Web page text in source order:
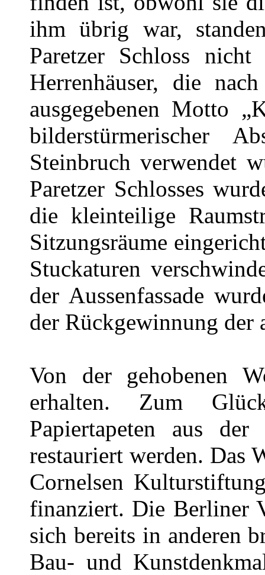
ihm übrig war,
Paretzer Schloss
Herrenhäuser, die
ausgegebenen Motto
bilderstürmerischer
Steinbruch verwendet
Paretzer Schlosses
die kleinteilige
Sitzungsräume
Stuckaturen
der Aussenfassade
der Rückgewinnung der
Von der gehobenen
erhalten. Zum
Papiertapeten aus
restauriert werden. Das
Cornelsen
finanziert. Die Berliner
sich bereits in anderen
Bau- und